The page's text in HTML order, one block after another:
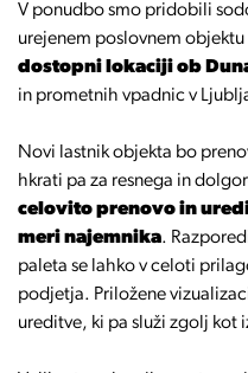
V ponudbo smo pridobili
urejenem poslovnem objektu
dostopni lokaciji ob
in prometnih vpadnic v
Novi lastnik objekta bo
hkrati pa za resnega in
celovito prenovo in
meri najemnika.
paleta se lahko v celoti
podjetja. Priložene
ureditve, ki pa služi zgolj kot